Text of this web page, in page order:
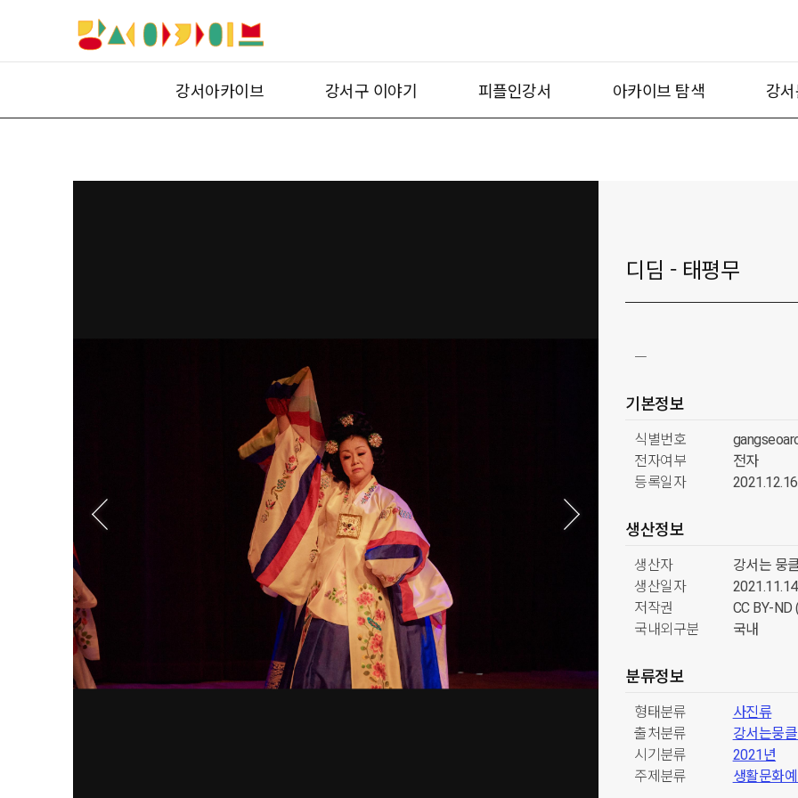
강서아카이브 강서구 이야기 피플인강서 아카이브 탐색 강
디딤 - 태평무
ㅡ
기본정보
식별번호
전자여부
전자
등록일자
2021.12.16
생산정보
생산자
강서는 뭉
생산일자
2021.11.14
저작권
CC BY-
국내외구분
국내
분류정보
형태분류
사진류
출처분류
강서는뭉
시기분류
2021년
주제분류
생활문화